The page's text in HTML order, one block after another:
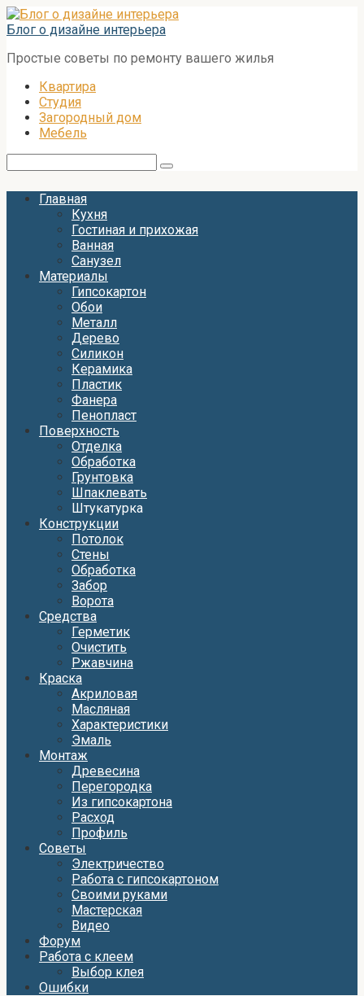
Перейти
к
Блог о дизайне интерьера
Простые советы по ремонту вашего жилья
Квартира
Студия
Загородный дом
Мебель
Главная
Кухня
Гостиная и прихожая
Ванная
Санузел
Материалы
Гипсокартон
Обои
Металл
Дерево
Силикон
Керамика
Пластик
Фанера
Пенопласт
Поверхность
Отделка
Обработка
Грунтовка
Шпаклевать
Штукатурка
Конструкции
Потолок
Стены
Обработка
Забор
Ворота
Средства
Герметик
Очистить
Ржавчина
Краска
Акриловая
Масляная
Характеристики
Эмаль
Монтаж
Древесина
Перегородка
Из гипсокартона
Расход
Профиль
Советы
Электричество
Работа с гипсокартоном
Своими руками
Мастерская
Видео
Форум
Работа с клеем
Выбор клея
Ошибки